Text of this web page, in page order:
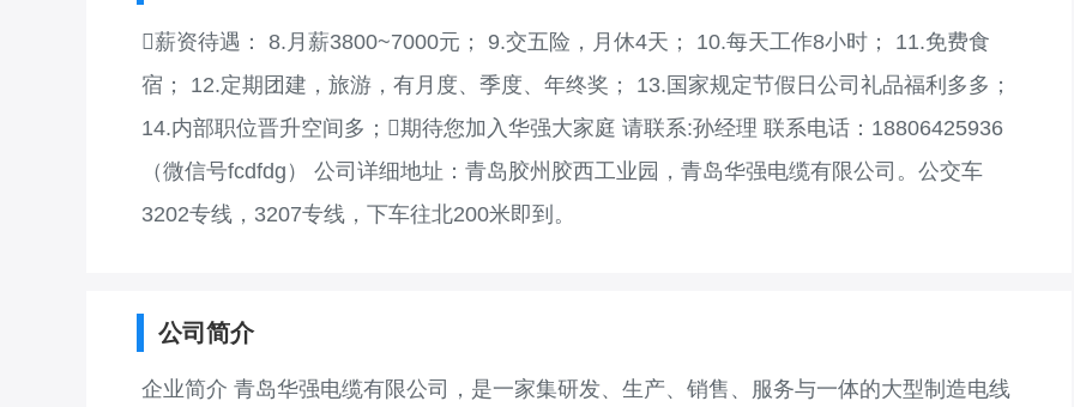
薪资待遇： 8.月薪3800~7000元； 9.交五险，月休4天； 10.每天工作8小时； 11.免费食
宿； 12.定期团建，旅游，有月度、季度、年终奖； 13.国家规定节假日公司礼品福利多多；
14.内部职位晋升空间多；期待您加入华强大家庭 请联系:孙经理 联系电话：18806425936
（微信号fcdfdg） 公司详细地址：青岛胶州胶西工业园，青岛华强电缆有限公司。公交车
3202专线，3207专线，下车往北200米即到。
公司简介
企业简介 青岛华强电缆有限公司，是一家集研发、生产、销售、服务与一体的大型制造电线